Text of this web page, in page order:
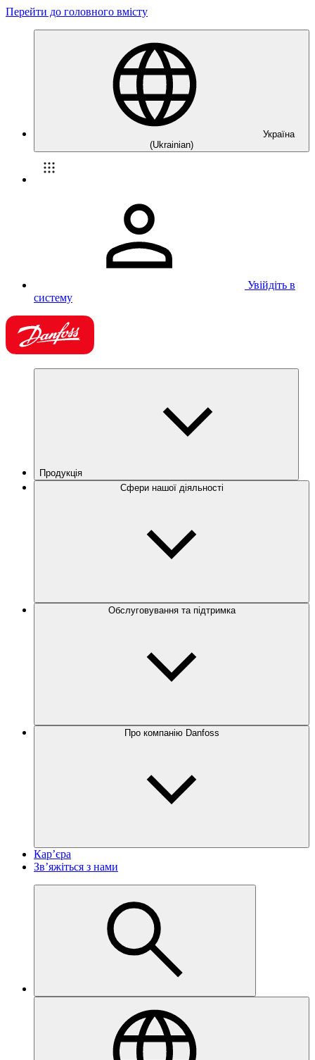
Перейти до головного вмісту
Україна
(Ukrainian)
Увійдіть в
систему
Продукція
Сфери нашої діяльності
Обслуговування та підтримка
Про компанію Danfoss
Кар’єра
Зв’яжіться з нами